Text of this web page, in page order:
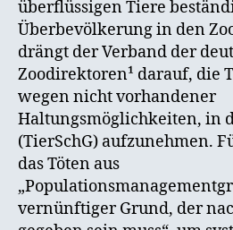
überflüssigen Tiere
Überbevölkerung in den
drängt der Verband der
Zoodirektoren¹ darauf, die
wegen nicht vorhandener
Haltungsmöglichkeiten, in
(TierSchG) aufzunehmen.
das Töten aus
vernünftiger Grund, der